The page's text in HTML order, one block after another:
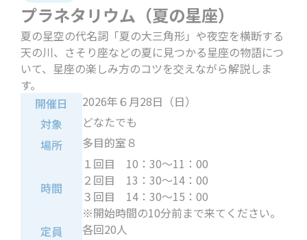
プラネタリウム（夏の星座）
夏の星空の代名詞「夏の大三角形」や夜空を横断する
天の川、さそり座などの夏に見つかる星座の物語につ
いて、星座の楽しみ方のコツを交えながら解説しま
す。
開催日
2026年６月28日（日）
対象
どなたでも
場所
多目的室８
時間
１回目 10：30～11：00
２回目 13：30～14：00
３回目 14：30～15：00
※開始時間の10分前まで来てください。
定員
各回20人